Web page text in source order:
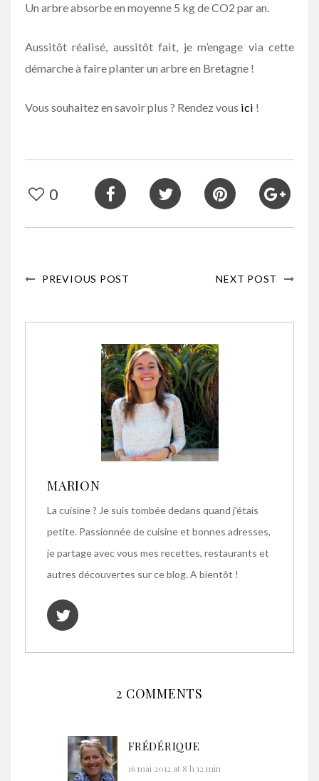
Un arbre absorbe en moyenne 5 kg de CO2 par an.
Aussitôt réalisé, aussitôt fait, je m’engage via cette
démarche à faire planter un arbre en Bretagne !
Vous souhaitez en savoir plus ? Rendez vous ici !
0
PREVIOUS POST NEXT POST
MARION
La cuisine ? Je suis tombée dedans quand j'étais
petite. Passionnée de cuisine et bonnes adresses,
je partage avec vous mes recettes, restaurants et
autres découvertes sur ce blog. A bientôt !
2 COMMENTS
FRÉDÉRIQUE
16 mai 2012 at 8 h 12 min